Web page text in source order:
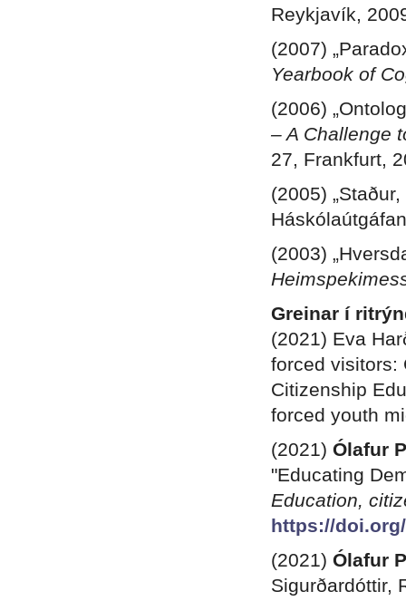
Reykjavík,
(2007)
Yearbook of
(2006)
– A Challenge
27, Frankfurt,
(2005)
(2003)
Greinar í
(2021) Eva
forced visitors:
Citizenship
forced youth
(2021) Ólafur
"Educating
Education,
https://doi.org/
(2021) Ólafur
Sigurðardóttir,